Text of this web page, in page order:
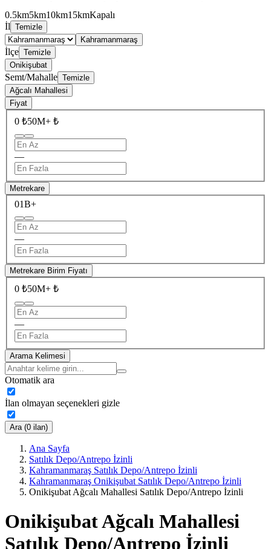
0.5km5km10km15kmKapalı
İl Temizle
Kahramanmaraş
İlçe Temizle
Onikişubat
Semt/Mahalle Temizle
Ağcalı Mahallesi
Fiyat
0 ₺50M+ ₺
—
Metrekare
01B+
—
Metrekare Birim Fiyatı
0 ₺50M+ ₺
—
Arama Kelimesi
Otomatik ara
İlan olmayan seçenekleri gizle
Ara (0 ilan)
Ana Sayfa
Satılık Depo/Antrepo İzinli
Kahramanmaraş Satılık Depo/Antrepo İzinli
Kahramanmaraş Onikişubat Satılık Depo/Antrepo İzinli
Onikişubat Ağcalı Mahallesi Satılık Depo/Antrepo İzinli
Onikişubat Ağcalı Mahallesi
Satılık Depo/Antrepo İzinli